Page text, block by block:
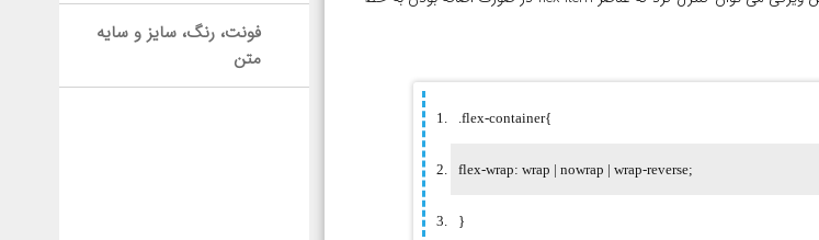
.flex-container{
flex-wrap: wrap | nowrap | wrap-reverse;
}
فونت، رنگ، سایز و سایه
متن